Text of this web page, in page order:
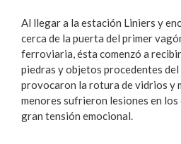
Al llegar a la estación Liniers y
cerca de la puerta del primer
ferroviaria, ésta comenzó a
piedras y objetos procedentes
provocaron la rotura de vidrios y
menores sufrieron lesiones en los
gran tensión emocional.